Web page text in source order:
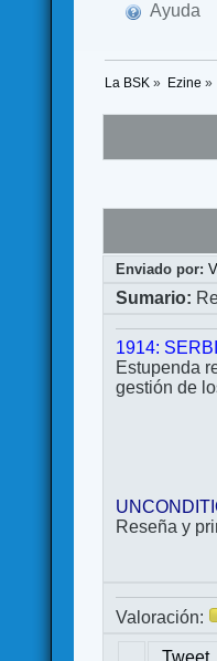
Ayuda
La BSK » Ezine »
Enviado por:
Sumario:
1914:
Estupenda
gestión de
Reseña y
Valoración:
Tweet